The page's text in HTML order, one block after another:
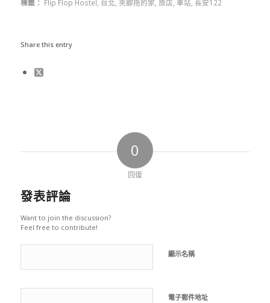
標籤： Flip Flop Hostel 台北 夾腳拖的家 旅店 車站 長安122
Share this entry
0
回復
發表評論
Want to join the discussion?
Feel free to contribute!
顯示名稱
電子郵件地址